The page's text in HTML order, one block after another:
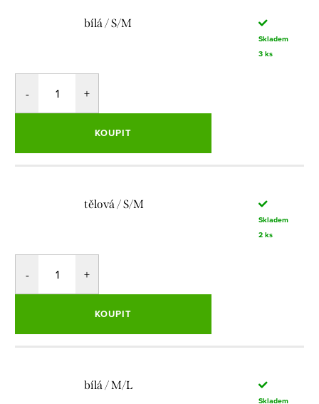
bílá / S/M
Skladem
3 ks
KOUPIT
tělová / S/M
Skladem
2 ks
KOUPIT
bílá / M/L
Skladem